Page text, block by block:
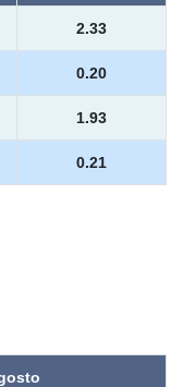
2.33
0.20
1.93
0.21